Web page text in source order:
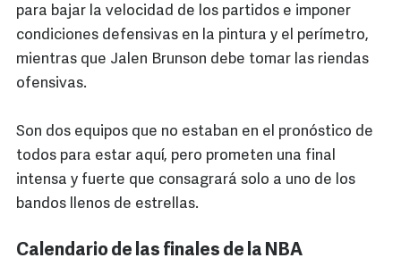
para bajar la velocidad de los partidos e imponer
condiciones defensivas en la pintura y el perímetro,
mientras que Jalen Brunson debe tomar las riendas
ofensivas.
Son dos equipos que no estaban en el pronóstico de
todos para estar aquí, pero prometen una final
intensa y fuerte que consagrará solo a uno de los
bandos llenos de estrellas.
Calendario de las finales de la NBA